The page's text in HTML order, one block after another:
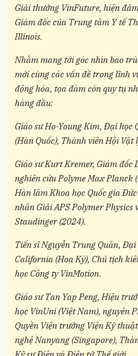
Giải thưởng VinFuture, hiện
Giám đốc của Trung tâm Y tế
Illinois.
Nhằm mang tới góc nhìn bao
mới cùng các vấn đề trong lĩnh
động hóa, tọa đàm còn quy tụ
hàng đầu:
Giáo sư Ho-Young Kim, Đại học
(Hàn Quốc), Thành viên Hội Vật
Giáo sư Kurt Kremer, Giám đốc
nghiên cứu Polyme Max Planck
Hàn lâm Khoa học Quốc gia
nhân Giải APS Polymer Physics
Staudinger (2024).
Tiến sĩ Nguyễn Trung Quân,
California (Hoa Kỳ), Chủ tịch
học Công ty VinMotion.
Giáo sư Tan Yap Peng, Hiệu
học VinUni (Việt Nam), nguyên
Quyền Viện trưởng Viện Kỹ
nghệ Nanyang (Singapore),